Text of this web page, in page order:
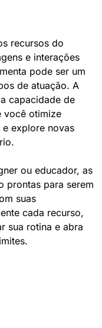
recursos do
e interações
pode ser um
de atuação. A
capacidade de
você otimize
explore novas
ou educador, as
prontas para serem
suas
cada recurso,
sua rotina e abra